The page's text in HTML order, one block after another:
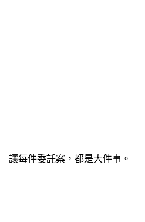
讓每件委託案，都是大件事。